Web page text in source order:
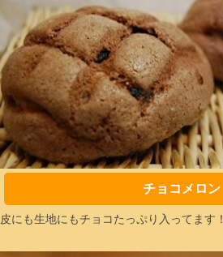
チョコメロン
皮にも生地にもチョコたっぷり入ってます！